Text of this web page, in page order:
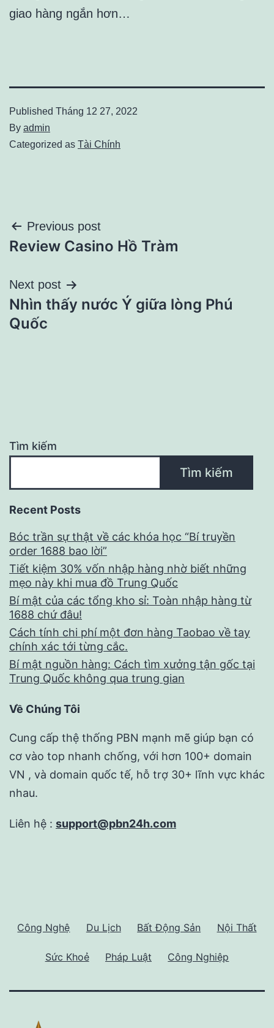
giao hàng ngắn hơn…
Published Tháng 12 27, 2022
By admin
Categorized as Tài Chính
Điều
hướng
bài
viết
Previous post
Review Casino Hồ Tràm
Next post
Nhìn thấy nước Ý giữa lòng Phú
Quốc
Tìm kiếm
Tìm kiếm
Recent Posts
Bóc trần sự thật về các khóa học “Bí truyền
order 1688 bao lời”
Tiết kiệm 30% vốn nhập hàng nhờ biết những
mẹo này khi mua đồ Trung Quốc
Bí mật của các tổng kho sỉ: Toàn nhập hàng từ
1688 chứ đâu!
Cách tính chi phí một đơn hàng Taobao về tay
chính xác tới từng cắc.
Bí mật nguồn hàng: Cách tìm xưởng tận gốc tại
Trung Quốc không qua trung gian
Về Chúng Tôi
Cung cấp thệ thống PBN mạnh mẽ giúp bạn có
cơ vào top nhanh chống, với hơn 100+ domain
VN , và domain quốc tế, hỗ trợ 30+ lĩnh vực khác
nhau.
Liên hệ : support@pbn24h.com
Công Nghệ Du Lịch Bất Động Sản Nội Thất
Sức Khoẻ Pháp Luật Công Nghiệp